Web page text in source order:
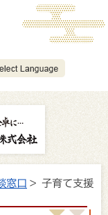
窓口 > 子育て支援